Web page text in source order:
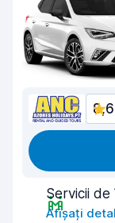
8,6
Servicii de
Afișați